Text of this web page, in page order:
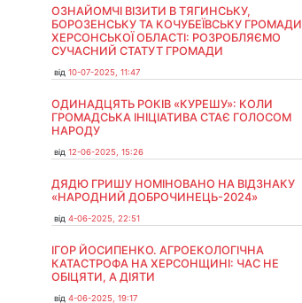
ОЗНАЙОМЧІ ВІЗИТИ В ТЯГИНСЬКУ,
БОРОЗЕНСЬКУ ТА КОЧУБЕЇВСЬКУ ГРОМАДИ
ХЕРСОНСЬКОЇ ОБЛАСТІ: РОЗРОБЛЯЄМО
СУЧАСНИЙ СТАТУТ ГРОМАДИ
від 10-07-2025, 11:47
ОДИНАДЦЯТЬ РОКІВ «КУРЕШУ»: КОЛИ
ГРОМАДСЬКА ІНІЦІАТИВА СТАЄ ГОЛОСОМ
НАРОДУ
від 12-06-2025, 15:26
ДЯДЮ ГРИШУ НОМІНОВАНО НА ВІДЗНАКУ
«НАРОДНИЙ ДОБРОЧИНЕЦЬ-2024»
від 4-06-2025, 22:51
ІГОР ЙОСИПЕНКО. АГРОЕКОЛОГІЧНА
КАТАСТРОФА НА ХЕРСОНЩИНІ: ЧАС НЕ
ОБІЦЯТИ, А ДІЯТИ
від 4-06-2025, 19:17